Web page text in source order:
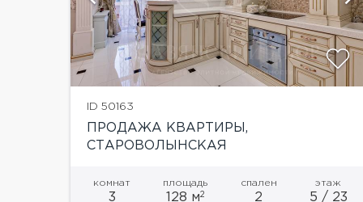
ID 50163
ПРОДАЖА КВАРТИРЫ,
СТАРОВОЛЫНСКАЯ
комнат
3
площадь
128 м2
спален
2
этаж
5 / 23